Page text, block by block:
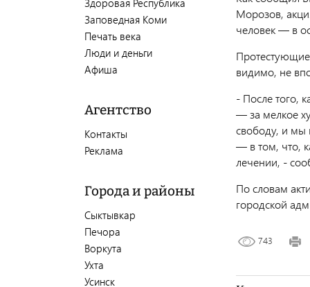
Здоровая Республика
Заповедная Коми
Печать века
Люди и деньги
Афиша
Агентство
Контакты
Реклама
Города и районы
Сыктывкар
Печора
Воркута
Ухта
Усинск
Морозов,
человек — в
Протестующие
видимо, не
- После того,
— за мелкое
свободу, и мы
— в том, что,
лечении, -
По словам
городской
743